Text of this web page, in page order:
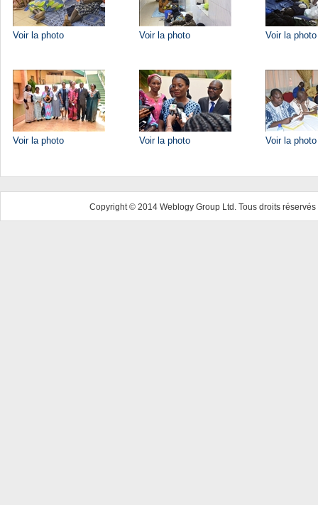
Voir la photo Voir la photo Voir la photo
Voir la photo Voir la photo Voir la photo
Copyright © 2014 Weblogy Group Ltd. Tous droits